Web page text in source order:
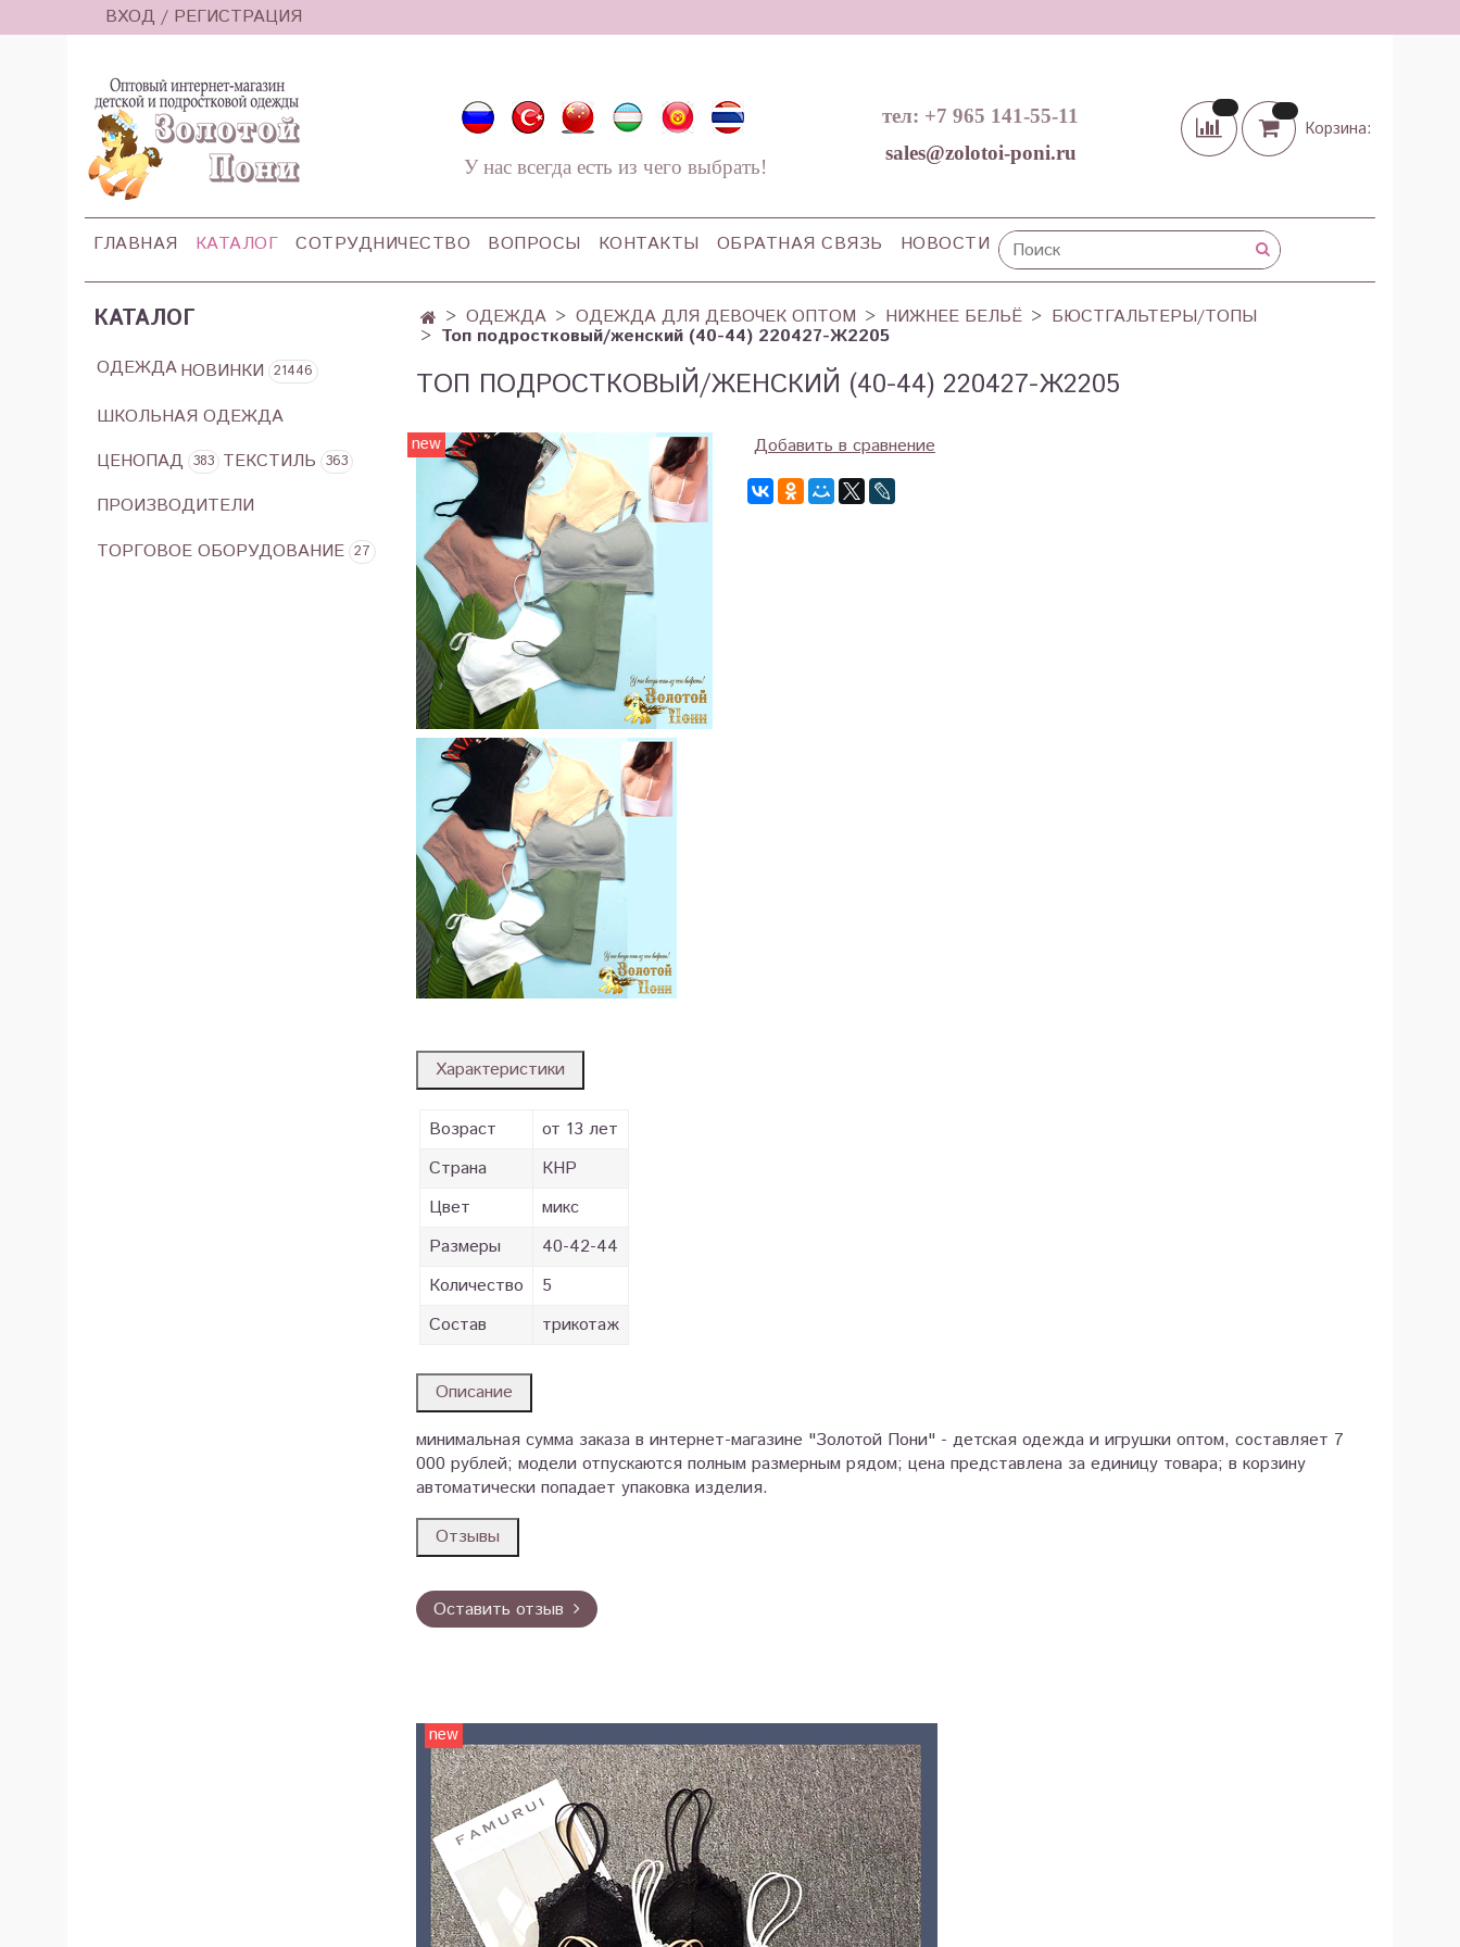
ВХОД / РЕГИСТРАЦИЯ
У нас всегда есть из чего выбрать!
тел: +7 965 141-55-11
sales@zolotoi-poni.ru
Корзина:
ГЛАВНАЯ КАТАЛОГ СОТРУДНИЧЕСТВО ВОПРОСЫ КОНТАКТЫ ОБРАТНАЯ СВЯЗЬ НОВОСТИ
ОДЕЖДА ОДЕЖДА ДЛЯ ДЕВОЧЕК ОПТОМ НИЖНЕЕ БЕЛЬЁ БЮСТГАЛЬТЕРЫ/ТОПЫ
Топ подростковый/женский (40-44) 220427-Ж2205
ТОП ПОДРОСТКОВЫЙ/ЖЕНСКИЙ (40-44) 220427-Ж2205
new Добавить в сравнение
Характеристики
Возраст
от 13 лет
Страна
КНР
Цвет
микс
Размеры
40-42-44
Количество
5
Состав
трикотаж
Описание
минимальная сумма заказа в интернет-магазине "Золотой Пони" - детская одежда и игрушки оптом, составляет 7
000 рублей; модели отпускаются полным размерным рядом; цена представлена за единицу товара; в корзину
автоматически попадает упаковка изделия.
Отзывы
Оставить отзыв
new
КАТАЛОГ
ОДЕЖДАНОВИНКИ 21446
ШКОЛЬНАЯ ОДЕЖДА
ЦЕНОПАД 383 ТЕКСТИЛЬ 363
ПРОИЗВОДИТЕЛИ
ТОРГОВОЕ ОБОРУДОВАНИЕ 27